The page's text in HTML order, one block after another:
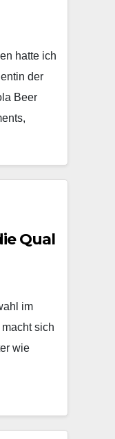
hatte ich
der
Beer
Qual
im
sich
wie